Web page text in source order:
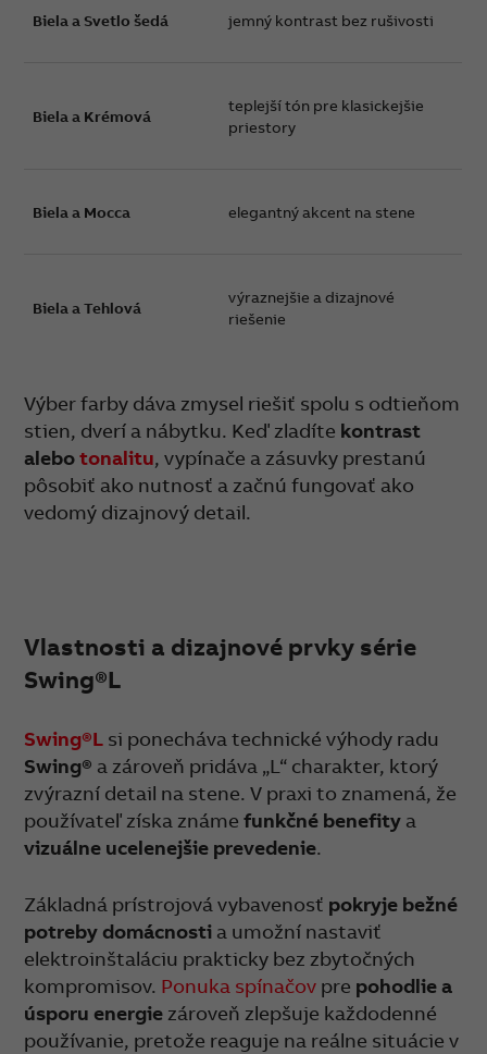
Biela a Svetlo šedá jemný kontrast bez rušivosti
Biela a Krémová
teplejší tón pre klasickejšie
priestory
Biela a Mocca elegantný akcent na stene
Biela a Tehlová
výraznejšie a dizajnové
riešenie
Výber farby dáva zmysel riešiť spolu s odtieňom
stien, dverí a nábytku. Keď zladíte kontrast
alebotonalitu, vypínače a zásuvky prestanú
pôsobiť ako nutnosť a začnú fungovať ako
vedomý dizajnový detail.
Vlastnosti a dizajnové prvky série
Swing®L
Swing®L si ponecháva technické výhody radu
Swing® a zároveň pridáva „L“ charakter, ktorý
zvýrazní detail na stene. V praxi to znamená, že
používateľ získa známefunkčné benefity a
vizuálne ucelenejšie prevedenie.
Základná prístrojová vybavenosť pokryje bežné
potreby domácnosti a umožní nastaviť
elektroinštaláciu prakticky bez zbytočných
kompromisov. Ponuka spínačov pre pohodlie a
úsporu energiezároveň zlepšuje každodenné
používanie, pretože reaguje na reálne situácie v